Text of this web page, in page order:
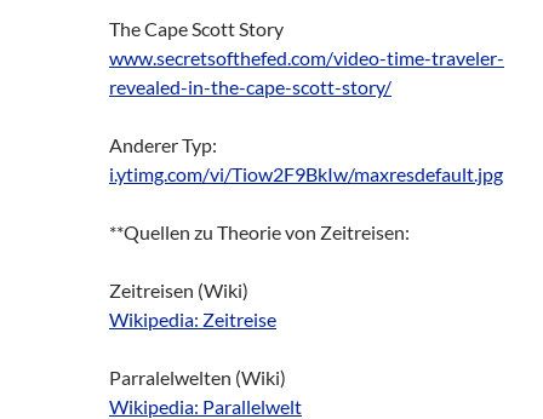
The Cape Scott Story
www.secretsofthefed.com/video-time-traveler-
revealed-in-the-cape-scott-story/
Anderer Typ:
i.ytimg.com/vi/Tiow2F9BkIw/maxresdefault.jpg
**Quellen zu Theorie von Zeitreisen:
Zeitreisen (Wiki)
Wikipedia: Zeitreise
Parralelwelten (Wiki)
Wikipedia: Parallelwelt